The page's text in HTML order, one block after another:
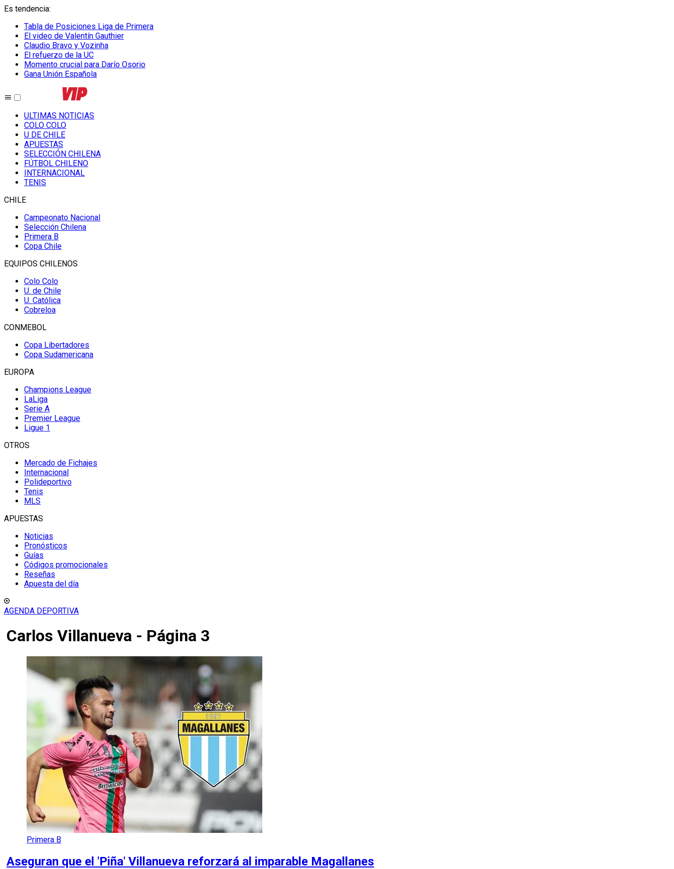
Es tendencia:
Tabla de Posiciones Liga de Primera
El video de Valentín Gauthier
Claudio Bravo y Vozinha
El refuerzo de la UC
Momento crucial para Darío Osorio
Gana Unión Española
ULTIMAS NOTICIAS
COLO COLO
U DE CHILE
APUESTAS
SELECCIÓN CHILENA
FÚTBOL CHILENO
INTERNACIONAL
TENIS
CHILE
Campeonato Nacional
Selección Chilena
Primera B
Copa Chile
EQUIPOS CHILENOS
Colo Colo
U. de Chile
U. Católica
Cobreloa
CONMEBOL
Copa Libertadores
Copa Sudamericana
EUROPA
Champions League
LaLiga
Serie A
Premier League
Ligue 1
OTROS
Mercado de Fichajes
Internacional
Polideportivo
Tenis
MLS
APUESTAS
Noticias
Pronósticos
Guías
Códigos promocionales
Reseñas
Apuesta del día
AGENDA DEPORTIVA
Carlos Villanueva - Página 3
Primera B
Aseguran que el 'Piña' Villanueva reforzará al imparable Magallanes